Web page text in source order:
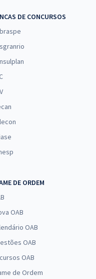
DE CONCURSOS
DE ORDEM
OAB
OAB
OAB
OAB
de Ordem